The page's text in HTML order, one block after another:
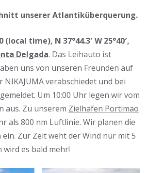
unserer Atlantiküberquerung.
(local time), N 37°44.3′ W 25°40′,
Delgada. Das Leihauto ist
uns von unseren Freunden auf
NIKAJUMA verabschiedet und bei
Um 10:00 Uhr legen wir vom
aus. Zu unserem Zielhafen Portimao
als 800 nm Luftlinie. Wir planen die
Zur Zeit weht der Wind nur mit 5
es bald mehr!